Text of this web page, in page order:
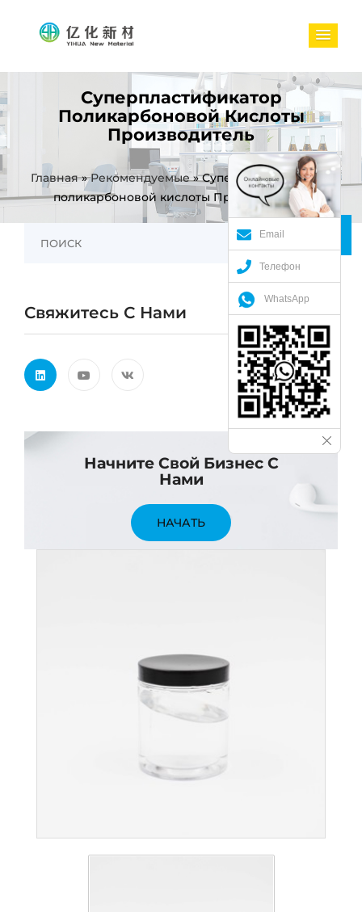
Суперпластификатор
Поликарбоновой Кислоты
Производитель
Главная»Рекомендуемые»Суперпластификатор
поликарбоновой кислоты Производитель
Свяжитесь С Нами
Начните Свой Бизнес С
Нами
НАЧАТЬ
Email
Телефон
WhatsApp